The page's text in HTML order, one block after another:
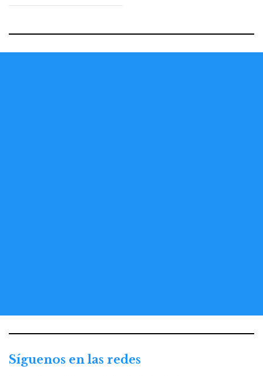
Síguenos en las redes